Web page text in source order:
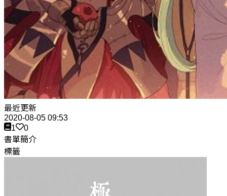
最近更新
2020-08-05 09:53
1
0
書單簡介
標籤